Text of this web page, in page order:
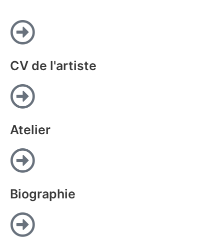
CV de l'artiste
Atelier
Biographie